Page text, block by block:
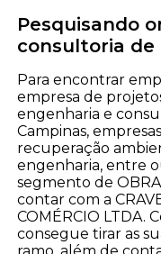
Pesquisando
consultoria de
Para encontrar
empresa de
engenharia e
Campinas,
recuperação
engenharia, entre
segmento de
contar com a
COMÉRCIO LTDA.
consegue tirar as
ramo, além de